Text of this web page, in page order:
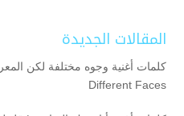
المقالات الجديدة
كلمات أغنية وجوه مختلفة لكن
Different Faces